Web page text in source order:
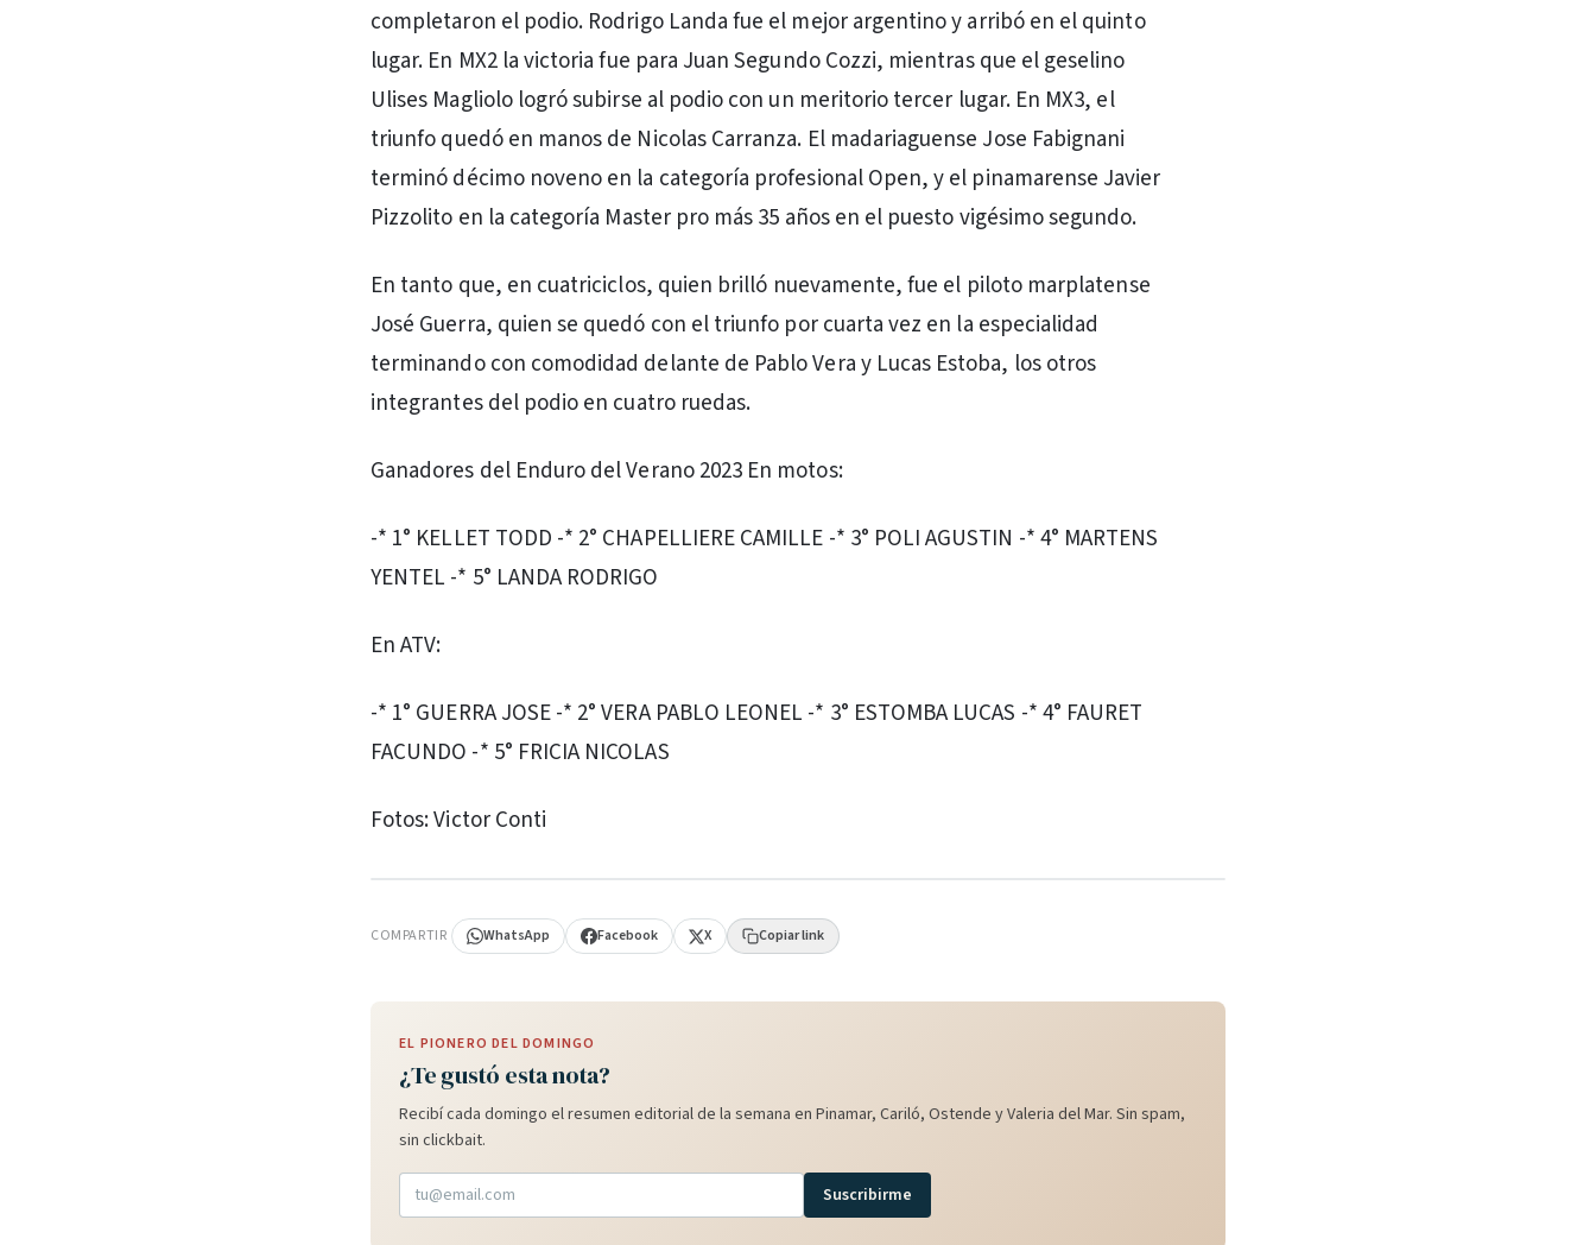
completaron el podio. Rodrigo Landa fue el mejor argentino y arribó en el quinto
lugar. En MX2 la victoria fue para Juan Segundo Cozzi, mientras que el geselino
Ulises Magliolo logró subirse al podio con un meritorio tercer lugar. En MX3, el
triunfo quedó en manos de Nicolas Carranza. El madariaguense Jose Fabignani
terminó décimo noveno en la categoría profesional Open, y el pinamarense Javier
Pizzolito en la categoría Master pro más 35 años en el puesto vigésimo segundo.
En tanto que, en cuatriciclos, quien brilló nuevamente, fue el piloto marplatense
José Guerra, quien se quedó con el triunfo por cuarta vez en la especialidad
terminando con comodidad delante de Pablo Vera y Lucas Estoba, los otros
integrantes del podio en cuatro ruedas.
Ganadores del Enduro del Verano 2023 En motos:
-* 1° KELLET TODD -* 2° CHAPELLIERE CAMILLE -* 3° POLI AGUSTIN -* 4° MARTENS
YENTEL -* 5° LANDA RODRIGO
En ATV:
-* 1° GUERRA JOSE -* 2° VERA PABLO LEONEL -* 3° ESTOMBA LUCAS -* 4° FAURET
FACUNDO -* 5° FRICIA NICOLAS
Fotos: Victor Conti
COMPARTIR WhatsApp Facebook X Copiar link
EL PIONERO DEL DOMINGO
¿Te gustó esta nota?
Recibí cada domingo el resumen editorial de la semana en Pinamar, Cariló, Ostende y Valeria del Mar. Sin spam,
sin clickbait.
Suscribirme